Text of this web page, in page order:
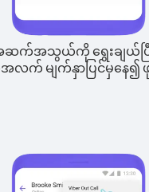
အဆက်အသွယ်ကို ရွေးချယ်ပ
က် မျက်နှာပြင်မှနေ၍ ဖုန်